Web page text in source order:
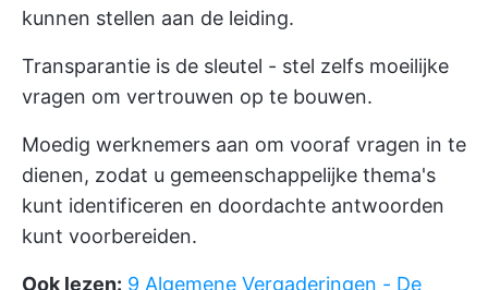
kunnen stellen aan de leiding.
Transparantie is de sleutel - stel zelfs moeilijke
vragen om vertrouwen op te bouwen.
Moedig werknemers aan om vooraf vragen in te
dienen, zodat u gemeenschappelijke thema's
kunt identificeren en doordachte antwoorden
kunt voorbereiden.
Ook lezen: 9 Algemene Vergaderingen - De